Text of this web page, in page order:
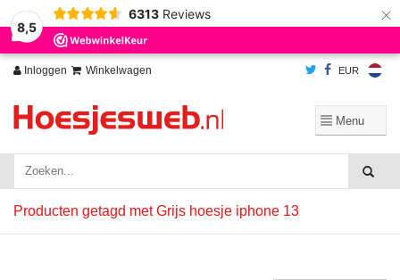
8,5
6313 Reviews ×
Inloggen Winkelwagen EUR
Producten getagd met Grijs hoesje iphone 13
Wij slaan cookies op om onze website te verbeteren. Is dat akkoord?
Ja
Nee